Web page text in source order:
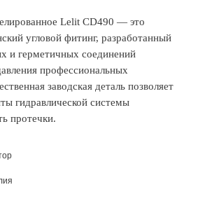
Lelit CD490 — это
угловой фитинг, разработанный
и герметичных соединений
профессиональных
заводская деталь позволяет
гидравлической системы
протечки.